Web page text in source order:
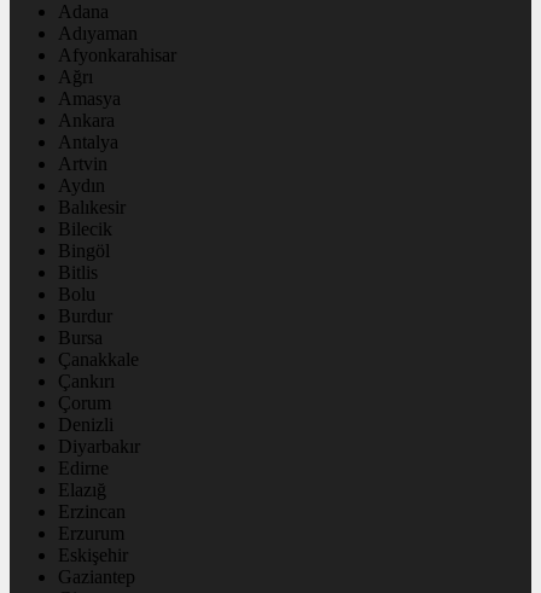
Adana
Adıyaman
Afyonkarahisar
Ağrı
Amasya
Ankara
Antalya
Artvin
Aydın
Balıkesir
Bilecik
Bingöl
Bitlis
Bolu
Burdur
Bursa
Çanakkale
Çankırı
Çorum
Denizli
Diyarbakır
Edirne
Elazığ
Erzincan
Erzurum
Eskişehir
Gaziantep